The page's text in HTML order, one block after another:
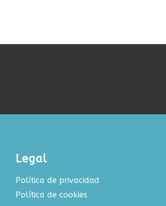
Legal
Política de privacidad
Política de cookies